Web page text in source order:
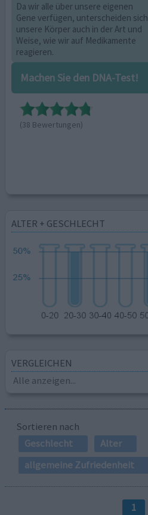
Da wir alle über unsere eigenen
Gene verfügen, unterscheiden sich
unsere Körper auch in der Art und
Weise, wie wir auf Medikamente
reagieren.
Machen Sie den DNA-Test!
(38 Bewertungen)
ALTER + GESCHLECHT
VERGLEICHEN
Alle anzeigen...
Sortieren nach
Geschlecht
Alter
allgemeine Zufriedenheit
1